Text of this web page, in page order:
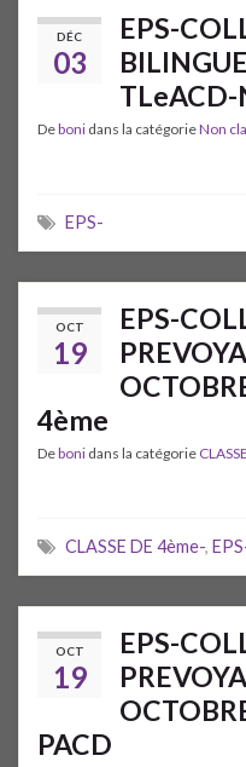
DÉC
03
EPS-
Deboni dans la catégorieNon
EPS-
OCT
19
EPS-
4ème
Deboni dans la catégorie
CLASSE DE 4ème-,
OCT
19
EPS-
PACD